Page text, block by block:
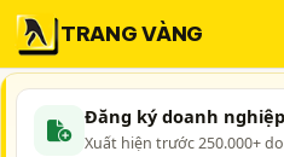
TRANG VÀNG
Đăng ký doanh nghiệp
Xuất hiện trước 250.000+